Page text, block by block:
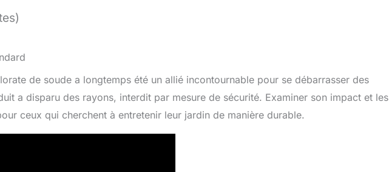
de soude a longtemps été un allié incontournable pour se débarrasser des
a disparu des rayons, interdit par mesure de sécurité. Examiner son impact et les
ceux qui cherchent à entretenir leur jardin de manière durable.